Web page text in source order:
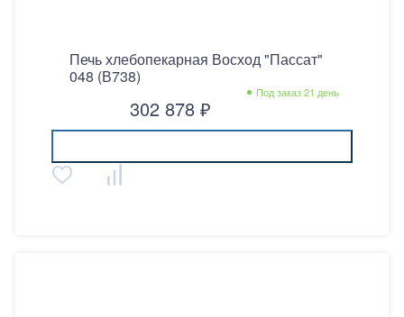
Печь хлебопекарная Восход "Пассат"
048 (В738)
Под заказ 21 день
302 878 ₽